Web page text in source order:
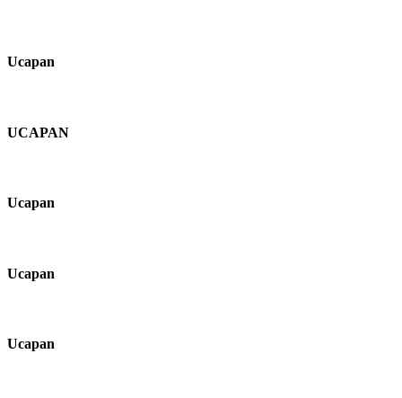
Ucapan
UCAPAN
Ucapan
Ucapan
Ucapan